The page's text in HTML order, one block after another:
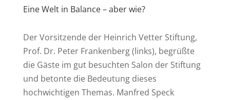
Eine Welt in Balance – aber wie?
Der Vorsitzende der Heinrich Vetter Stiftung,
Prof. Dr. Peter Frankenberg (links), begrüßte
die Gäste im gut besuchten Salon der Stiftung
und betonte die Bedeutung dieses
hochwichtigen Themas. Manfred Speck